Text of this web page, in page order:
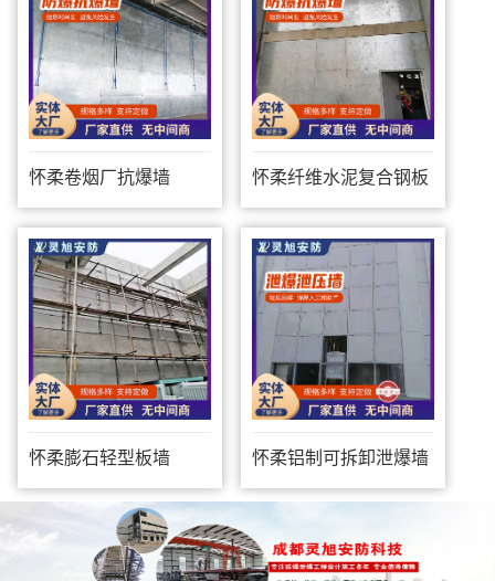
怀柔卷烟厂抗爆墙 怀柔纤维水泥复合钢板
防爆墙
怀柔膨石轻型板墙 怀柔铝制可拆卸泄爆墙